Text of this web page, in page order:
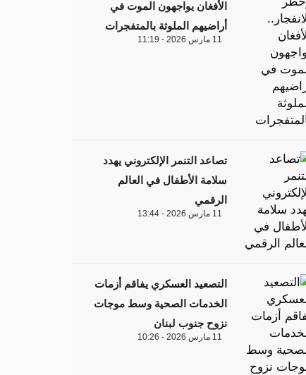
الأفغان يواجهون الموت في
أراضيهم الملوثة بالمتفجرات
11 مارس 2026 - 11:19
تصاعد التنمر الإلكتروني يهدد
سلامة الأطفال في العالم
الرقمي
11 مارس 2026 - 13:44
التصعيد العسكري يفاقم أزمات
الخدمات الصحية وسط موجات
نزوح جنوب لبنان
11 مارس 2026 - 10:26